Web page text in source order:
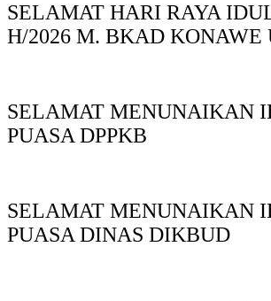
SELAMAT HARI RAYA
H/2026 M. BKAD KONAWE
SELAMAT MENUNAIKAN
PUASA DPPKB
SELAMAT MENUNAIKAN
PUASA DINAS DIKBUD